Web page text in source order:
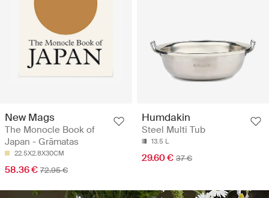
New Mags
The Monocle Book of
Japan - Grāmatas
22.5X2.8X30CM
58.36 € 72.95 €
Humdakin
Steel Multi Tub
13.5 L
29.60 € 37 €